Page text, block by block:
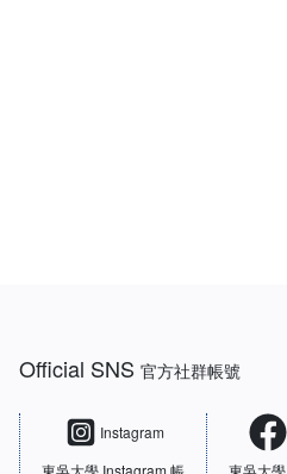
Official SNS 官方社群帳號
Instagram
東吳大學 Instagram 帳
東吳大學